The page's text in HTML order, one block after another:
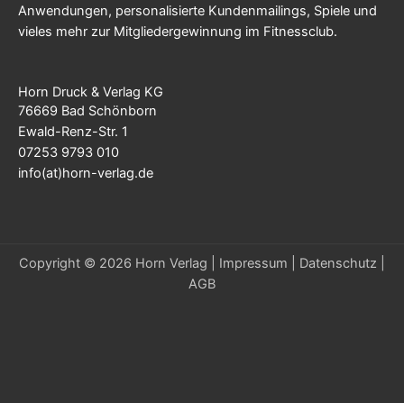
Anwendungen, personalisierte Kundenmailings, Spiele und
vieles mehr zur Mitgliedergewinnung im Fitnessclub.
Horn Druck & Verlag KG
76669 Bad Schönborn
Ewald-Renz-Str. 1
07253 9793 010
info(at)horn-verlag.de
Copyright © 2026 Horn Verlag | Impressum Datenschutz
AGB